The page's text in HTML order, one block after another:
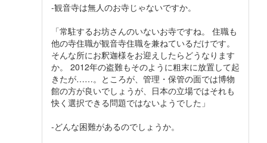
-観音寺は無人のお寺じゃないですか。
「常駐するお坊さんのいないお寺ですね。 住職も
他の寺住職が観音寺住職を兼ねているだけです。
そんな所にお釈迦様をお迎えしたらどうなります
か。 2012年の盗難もそのように粗末に放置して起
きたが……。ところが、管理・保管の面では博物
館の方が良いでしょうが、日本の立場ではそれも
快く選択できる問題ではないようでした」
-どんな困難があるのでしょうか。